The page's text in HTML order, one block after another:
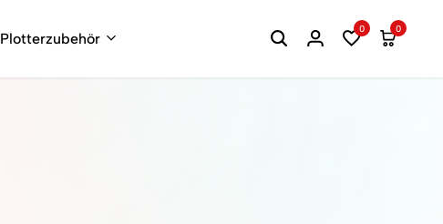
Plotterzubehör
0 0